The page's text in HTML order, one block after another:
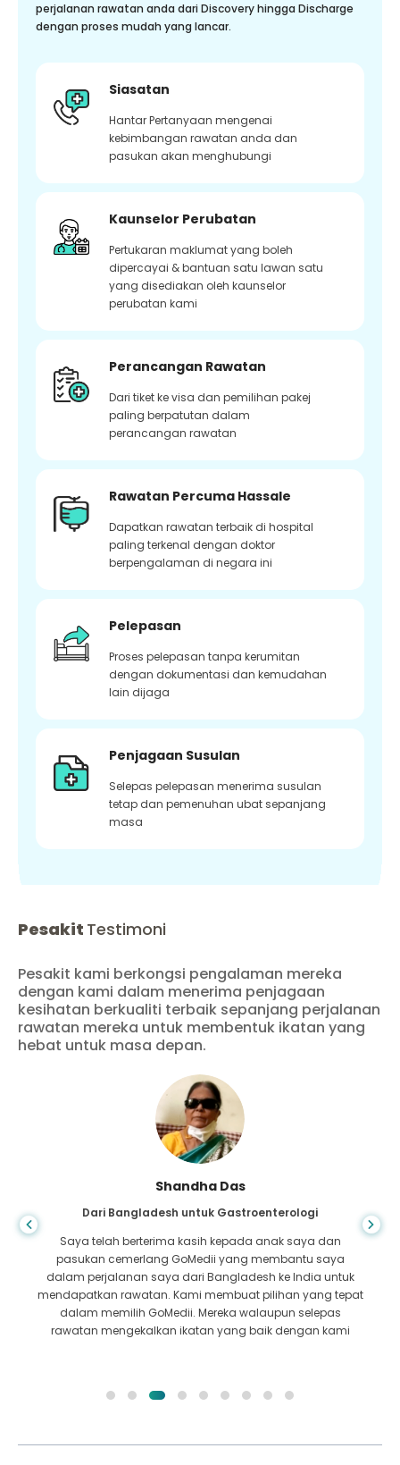
perjalanan rawatan anda dari Discovery hingga Discharge
dengan proses mudah yang lancar.
Siasatan
Hantar Pertanyaan mengenai
kebimbangan rawatan anda dan
pasukan akan menghubungi
Kaunselor Perubatan
Pertukaran maklumat yang boleh
dipercayai & bantuan satu lawan satu
yang disediakan oleh kaunselor
perubatan kami
Perancangan Rawatan
Dari tiket ke visa dan pemilihan pakej
paling berpatutan dalam
perancangan rawatan
Rawatan Percuma Hassale
Dapatkan rawatan terbaik di hospital
paling terkenal dengan doktor
berpengalaman di negara ini
Pelepasan
Proses pelepasan tanpa kerumitan
dengan dokumentasi dan kemudahan
lain dijaga
Penjagaan Susulan
Selepas pelepasan menerima susulan
tetap dan pemenuhan ubat sepanjang
masa
Pesakit Testimoni
Pesakit kami berkongsi pengalaman mereka
dengan kami dalam menerima penjagaan
kesihatan berkualiti terbaik sepanjang perjalanan
rawatan mereka untuk membentuk ikatan yang
hebat untuk masa depan.
Shandha Das
Dari Bangladesh untuk Gastroenterologi
Saya telah berterima kasih kepada anak saya dan
pasukan cemerlang GoMedii yang membantu saya
dalam perjalanan saya dari Bangladesh ke India untuk
mendapatkan rawatan. Kami membuat pilihan yang tepat
dalam memilih GoMedii. Mereka walaupun selepas
rawatan mengekalkan ikatan yang baik dengan kami